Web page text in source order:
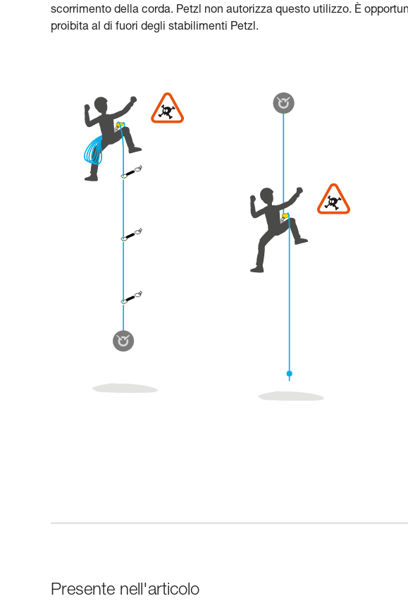
scorrimento della corda. Petzl non autorizza questo utilizzo. È
proibita al di fuori degli stabilimenti Petzl.
Presente nell'articolo